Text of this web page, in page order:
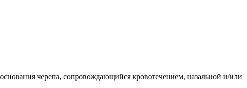
черепа, сопровождающийся кровотечением, назальной и/или